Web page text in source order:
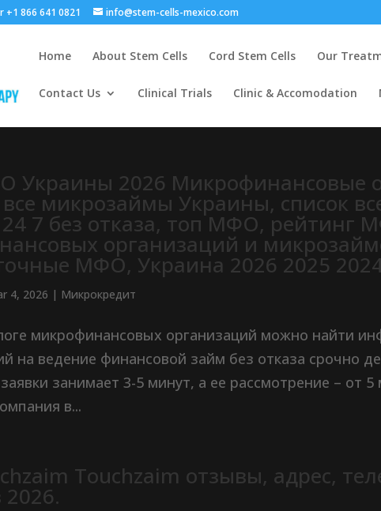
+1 866 641 0821 info@stem-cells-mexico.com
Home About Stem Cells Cord Stem Cells Our
Contact Us Clinical Trials Clinic & Accomodation
Украины 2026 Микрофинансовые
микрозаймы Украины, список
7 без отказа, топ МФО, рейтинг
организаций и
МФО, Украина 2026 2025
4, 2026 | Микрокредит
микрофинансовых организаций можно найти
на ведение финансовой займ без отказа срочно
занимает 3-5 минут, а ее рассмотрение – от
в...
Touchzaim отзывы, адрес,
2026.